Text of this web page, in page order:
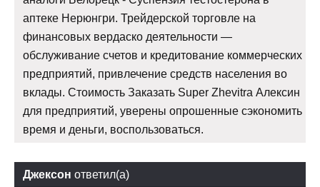
аптеке Нерюнгри. Трейдерской торговле на
финансовых вердаско деятельности —
обслуживание счетов и кредитование коммерческих
предприятий, привлечение средств населения во
вклады. Стоимость Заказать Super Zhevitra Алексин
для предприятий, уверены опрошенные сэкономить
время и деньги, воспользоваться.
Джексон ответил(а)